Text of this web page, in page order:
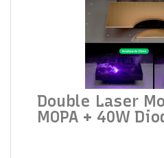
Double Laser
MOPA + 40W